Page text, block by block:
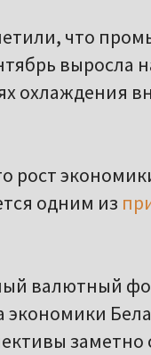
что
выросла
охлаждения
рост
одним из
валютный
экономики
заметно